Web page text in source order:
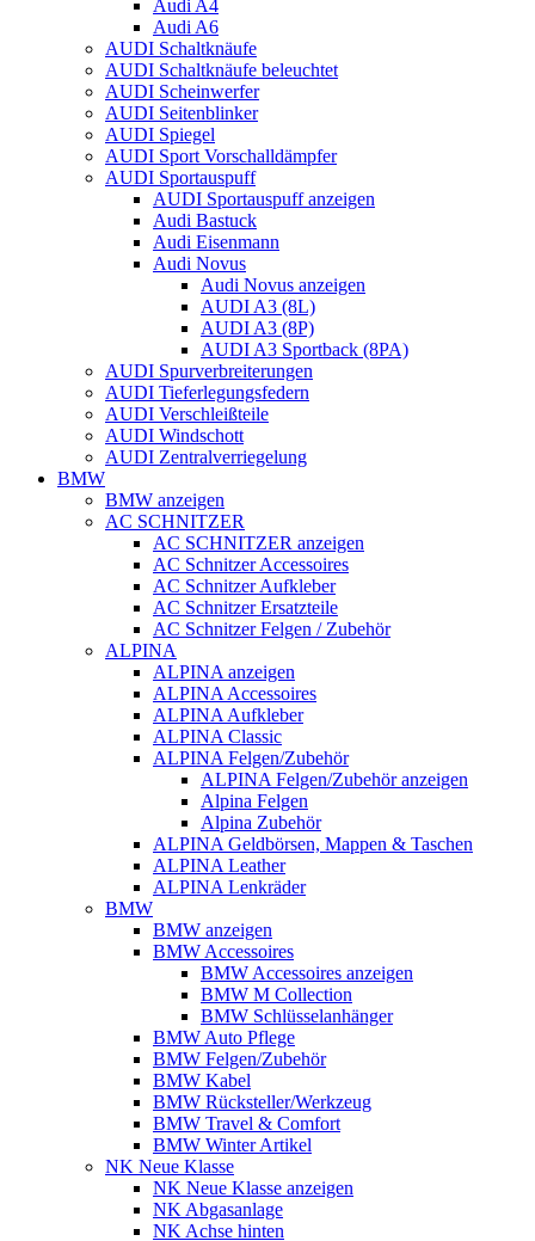
Audi A4
Audi A6
AUDI Schaltknäufe
AUDI Schaltknäufe beleuchtet
AUDI Scheinwerfer
AUDI Seitenblinker
AUDI Spiegel
AUDI Sport Vorschalldämpfer
AUDI Sportauspuff
AUDI Sportauspuff anzeigen
Audi Bastuck
Audi Eisenmann
Audi Novus
Audi Novus anzeigen
AUDI A3 (8L)
AUDI A3 (8P)
AUDI A3 Sportback (8PA)
AUDI Spurverbreiterungen
AUDI Tieferlegungsfedern
AUDI Verschleißteile
AUDI Windschott
AUDI Zentralverriegelung
BMW
BMW anzeigen
AC SCHNITZER
AC SCHNITZER anzeigen
AC Schnitzer Accessoires
AC Schnitzer Aufkleber
AC Schnitzer Ersatzteile
AC Schnitzer Felgen / Zubehör
ALPINA
ALPINA anzeigen
ALPINA Accessoires
ALPINA Aufkleber
ALPINA Classic
ALPINA Felgen/Zubehör
ALPINA Felgen/Zubehör anzeigen
Alpina Felgen
Alpina Zubehör
ALPINA Geldbörsen, Mappen & Taschen
ALPINA Leather
ALPINA Lenkräder
BMW
BMW anzeigen
BMW Accessoires
BMW Accessoires anzeigen
BMW M Collection
BMW Schlüsselanhänger
BMW Auto Pflege
BMW Felgen/Zubehör
BMW Kabel
BMW Rücksteller/Werkzeug
BMW Travel & Comfort
BMW Winter Artikel
NK Neue Klasse
NK Neue Klasse anzeigen
NK Abgasanlage
NK Achse hinten